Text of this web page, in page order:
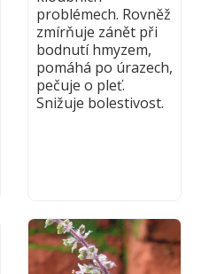
problémech. Rovněž
zmírňuje zánět při
bodnutí hmyzem,
pomáhá po úrazech,
pečuje o pleť.
Snižuje bolestivost.